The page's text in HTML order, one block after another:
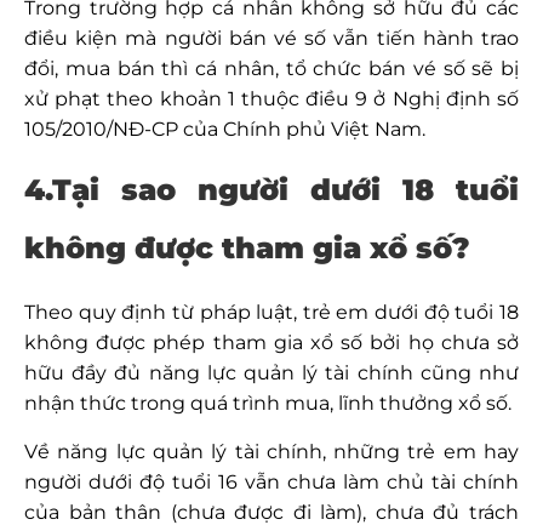
Trong trường hợp cá nhân không sở hữu đủ các
điều kiện mà người bán vé số vẫn tiến hành trao
đổi, mua bán thì cá nhân, tổ chức bán vé số sẽ bị
xử phạt theo khoản 1 thuộc điều 9 ở Nghị định số
105/2010/NĐ-CP của Chính phủ Việt Nam.
4.Tại sao người dưới 18 tuổi
không được tham gia xổ số?
Theo quy định từ pháp luật, trẻ em dưới độ tuổi 18
không được phép tham gia xổ số bởi họ chưa sở
hữu đầy đủ năng lực quản lý tài chính cũng như
nhận thức trong quá trình mua, lĩnh thưởng xổ số.
Về năng lực quản lý tài chính, những trẻ em hay
người dưới độ tuổi 16 vẫn chưa làm chủ tài chính
của bản thân (chưa được đi làm), chưa đủ trách